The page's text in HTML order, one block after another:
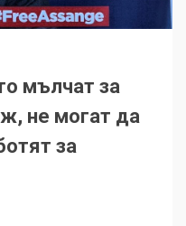
мълчат за
не могат да
за